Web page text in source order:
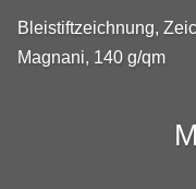
Bleistiftzeichnung,
Magnani, 140 g/qm